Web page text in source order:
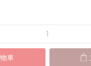
車